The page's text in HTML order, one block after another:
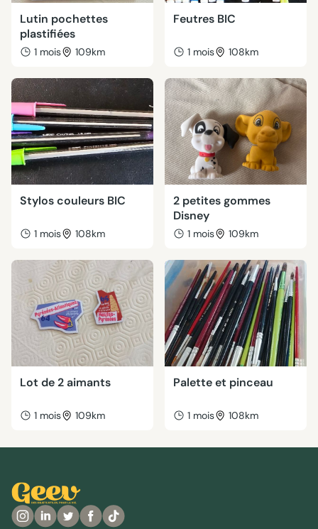
Lutin pochettes
plastifiées
1 mois 109km
Feutres BIC
1 mois 108km
Stylos couleurs BIC
1 mois 108km
2 petites gommes
Disney
1 mois 109km
Lot de 2 aimants
1 mois 109km
Palette et pinceau
1 mois 108km